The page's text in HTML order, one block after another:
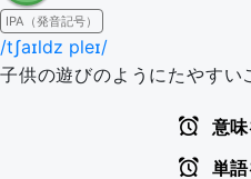
IPA（発音記号）
/tʃaɪldz pleɪ/
子供の遊びのようにたやす
意味
単語